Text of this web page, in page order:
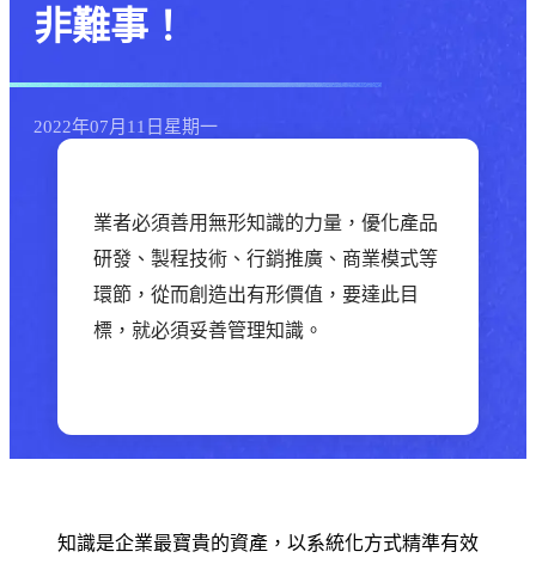
非難事！
2022年07月 11日 星期一
業者必須善用無形知識的力量，優化產品
研發、製程技術、行銷推廣、商業模式等
環節，從而創造出有形價值，要達此目
標，就必須妥善管理知識。
知識是企業最寶貴的資產，以系統化方式精準有效